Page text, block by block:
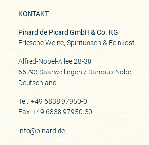
KONTAKT
Pinard de Picard GmbH & Co. KG
Erlesene Weine, Spirituosen & Feinkost
Alfred-Nobel-Allee 28-30
66793 Saarwellingen / Campus Nobel
Deutschland
Tel.: +49 6838 97950-0
Fax: +49 6838 97950-30
info@pinard.de